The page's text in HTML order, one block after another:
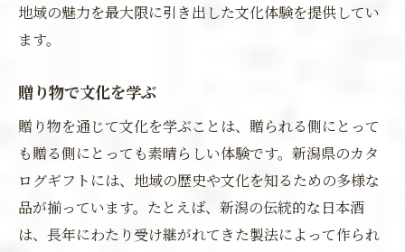
地域の魅力を最大限に引き出した文化体験を提供してい
ます。
贈り物で文化を学ぶ
贈り物を通じて文化を学ぶことは、贈られる側にとって
も贈る側にとっても素晴らしい体験です。新潟県のカタ
ログギフトには、地域の歴史や文化を知るための多様な
品が揃っています。たとえば、新潟の伝統的な日本酒
は、長年にわたり受け継がれてきた製法によって作られ